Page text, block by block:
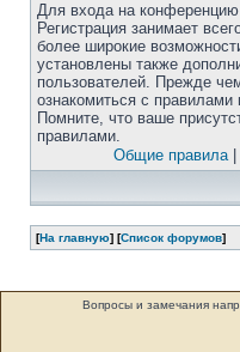
Для входа на
Регистрация занимает
более широкие
установлены также
пользователей. Прежде
ознакомиться с
Помните, что ваше
правилами.
Общие правила|
[На главную] [Список форумов]
Вопросы и замечания